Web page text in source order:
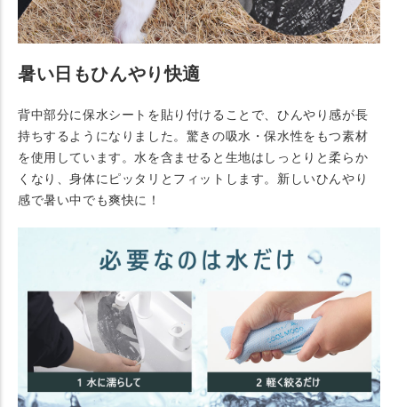
暑い日もひんやり快適
背中部分に保水シートを貼り付けることで、ひんやり感が長
持ちするようになりました。驚きの吸水・保水性をもつ素材
を使用しています。水を含ませると生地はしっとりと柔らか
くなり、身体にピッタリとフィットします。新しいひんやり
感で暑い中でも爽快に！